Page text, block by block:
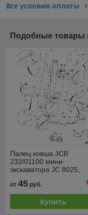
Все условия оплаты
Подобные товары
Палец ковша JCB
232/01100 мини-
экскаватора JC 8025,
от 45 руб.
Купить